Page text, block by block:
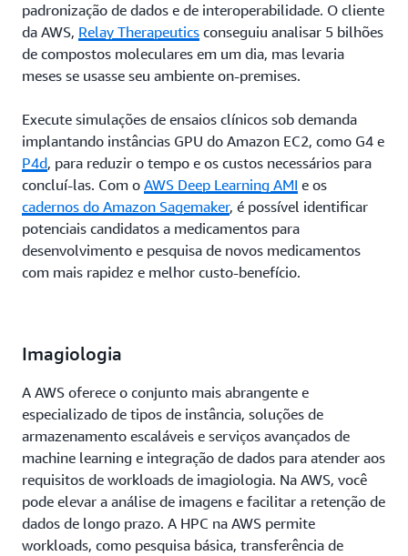
padronização de dados e de interoperabilidade. O cliente
da AWS, Relay Therapeutics conseguiu analisar 5 bilhões
de compostos moleculares em um dia, mas levaria
meses se usasse seu ambiente on-premises.
Execute simulações de ensaios clínicos sob demanda
implantando instâncias GPU do Amazon EC2, como G4 e
P4d, para reduzir o tempo e os custos necessários para
concluí-las. Com o AWS Deep Learning AMI e os
cadernos do Amazon Sagemaker, é possível identificar
potenciais candidatos a medicamentos para
desenvolvimento e pesquisa de novos medicamentos
com mais rapidez e melhor custo-benefício.
Imagiologia
A AWS oferece o conjunto mais abrangente e
especializado de tipos de instância, soluções de
armazenamento escaláveis e serviços avançados de
machine learning e integração de dados para atender aos
requisitos de workloads de imagiologia. Na AWS, você
pode elevar a análise de imagens e facilitar a retenção de
dados de longo prazo. A HPC na AWS permite
workloads, como pesquisa básica, transferência de